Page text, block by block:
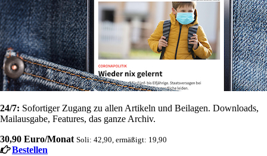
24/7: Sofortiger Zugang zu allen Artikeln und Beilagen. Downloads,
Mailausgabe, Features, das ganze Archiv.
30,90 Euro/Monat Soli: 42,90, ermäßigt: 19,90
Bestellen